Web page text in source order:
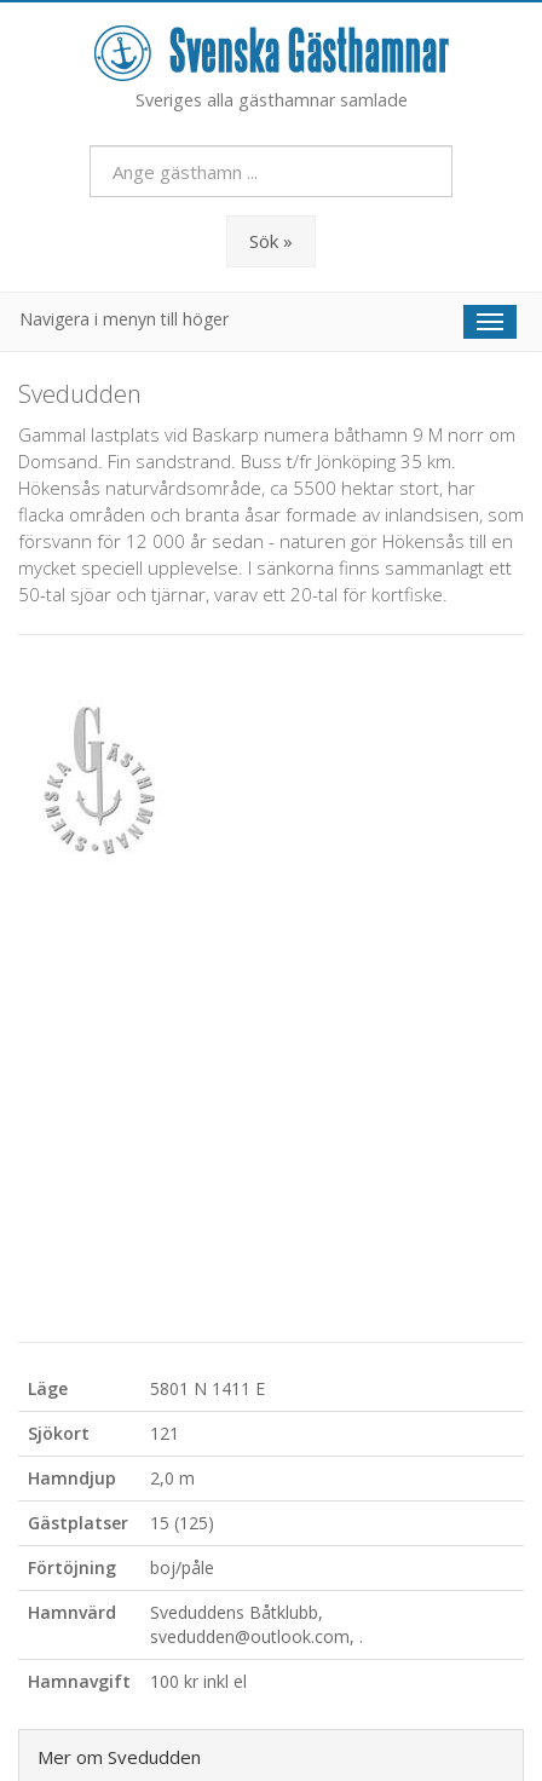
Sveriges alla gästhamnar samlade
Sök »
Navigera i menyn till höger
Toggle
Svedudden
Gammal lastplats vid Baskarp numera båthamn 9 M norr om
Domsand. Fin sandstrand. Buss t/fr Jönköping 35 km.
Hökensås naturvårdsområde, ca 5500 hektar stort, har
flacka områden och branta åsar formade av inlandsisen, som
försvann för 12 000 år sedan - naturen gör Hökensås till en
mycket speciell upplevelse. I sänkorna finns sammanlagt ett
50-tal sjöar och tjärnar, varav ett 20-tal för kortfiske.
Läge
5801 N 1411 E
Sjökort
121
Hamndjup
2,0 m
Gästplatser
15 (125)
Förtöjning
boj/påle
Hamnvärd
Sveduddens Båtklubb,
svedudden@outlook.com, .
Hamnavgift
100 kr inkl el
Mer om Svedudden